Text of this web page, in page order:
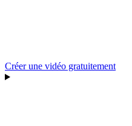
Créer une vidéo gratuitement